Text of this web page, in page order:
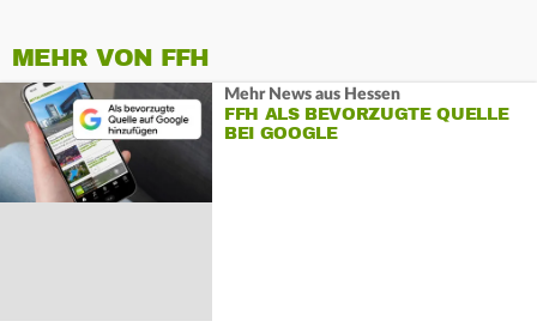
MEHR VON FFH
Mehr News aus Hessen
FFH ALS BEVORZUGTE QUELLE
BEI GOOGLE